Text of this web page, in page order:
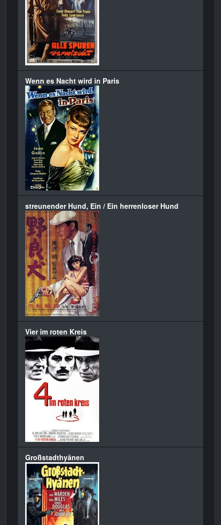
Wenn es Nacht wird in Paris
streunender Hund, Ein / Ein herrenloser Hund
Vier im roten Kreis
Großstadthyänen